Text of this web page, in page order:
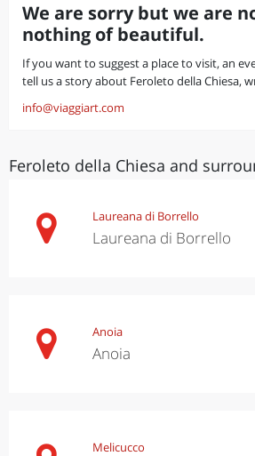
We are sorry but we are
nothing of beautiful.
If you want to suggest a place to visit, an
tell us a story about Feroleto della Chiesa,
info@viaggiart.com
Feroleto della Chiesa and
Laureana di Borrello
Laureana di Borrello
Anoia
Anoia
Melicucco